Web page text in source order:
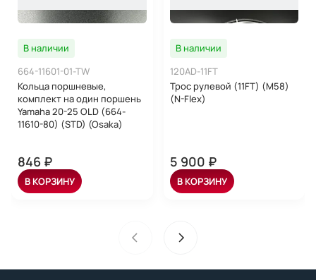
В наличии
664-11601-01-TW
Кольца поршневые,
комплект на один поршень
Yamaha 20-25 OLD (664-
11610-80) (STD) (Osaka)
846 ₽
В КОРЗИНУ
В наличии
120AD-11FT
Трос рулевой (11FT) (M58)
(N-Flex)
5 900 ₽
В КОРЗИНУ